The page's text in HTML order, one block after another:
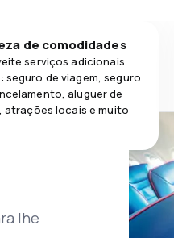
de comodidades
serviços adicionais
seguro de viagem, seguro
aluguer de
atrações locais e muito
lhe